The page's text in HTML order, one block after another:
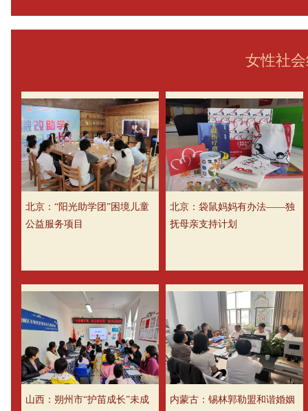
女性社
北京：“阳光助学团”困境儿童
公益服务项目
北京：袋鼠妈妈有办法——独
抚母亲支持计划
山西：朔州市“护苗成长”未成
内蒙古：锡林郭勒盟和谐婚姻